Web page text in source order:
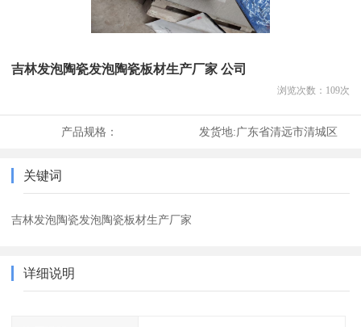
吉林发泡陶瓷发泡陶瓷板材生产厂家 公司
浏览次数： 109次
产品规格： 发货地:广东省清远市清城区
关键词
吉林发泡陶瓷发泡陶瓷板材生产厂家
详细说明